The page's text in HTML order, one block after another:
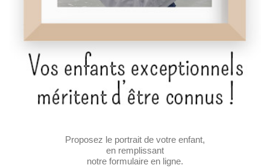
Proposez le portrait de votre enfant,
en remplissant
notre formulaire en ligne.